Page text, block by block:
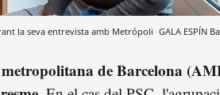
la seva entrevista amb Metrópoli GALA ESPÍN
de Barcelona